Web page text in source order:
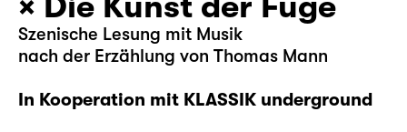
Szenische Lesung mit Musik
nach der Erzählung von Thomas Mann
In Kooperation mit KLASSIK underground